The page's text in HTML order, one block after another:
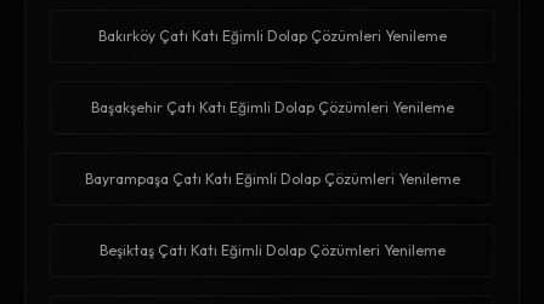
Bakırköy Çatı Katı Eğimli Dolap Çözümleri Yenileme
Başakşehir Çatı Katı Eğimli Dolap Çözümleri Yenileme
Bayrampaşa Çatı Katı Eğimli Dolap Çözümleri Yenileme
Beşiktaş Çatı Katı Eğimli Dolap Çözümleri Yenileme